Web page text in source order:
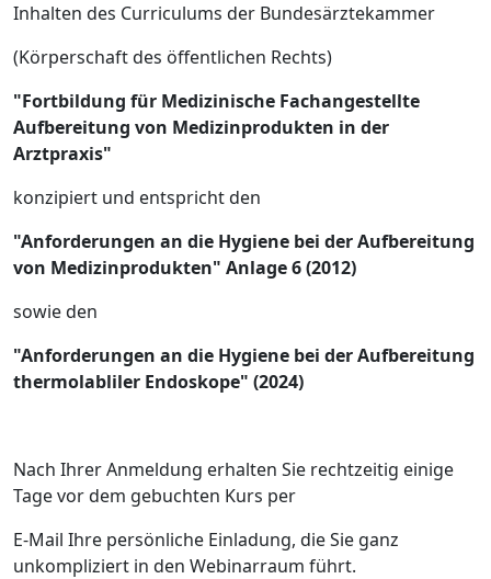
Inhalten des Curriculums der Bundesärztekammer
(Körperschaft des öffentlichen Rechts)
"Fortbildung für Medizinische Fachangestellte
Aufbereitung von Medizinprodukten in der
Arztpraxis"
konzipiert und entspricht den
"Anforderungen an die Hygiene bei der Aufbereitung
von Medizinprodukten" Anlage 6 (2012)
sowie den
"Anforderungen an die Hygiene bei der Aufbereitung
thermolabliler Endoskope" (2024)
Nach Ihrer Anmeldung erhalten Sie rechtzeitig einige
Tage vor dem gebuchten Kurs per
E-Mail Ihre persönliche Einladung, die Sie ganz
unkompliziert in den Webinarraum führt.